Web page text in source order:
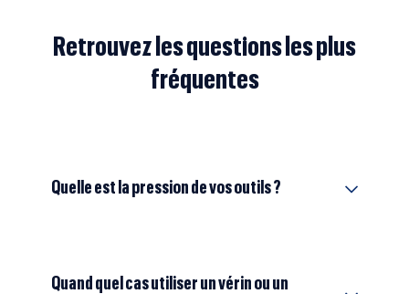
Retrouvez les questions les plus
fréquentes
Quelle est la pression de vos outils ?
Quand quel cas utiliser un vérin ou un